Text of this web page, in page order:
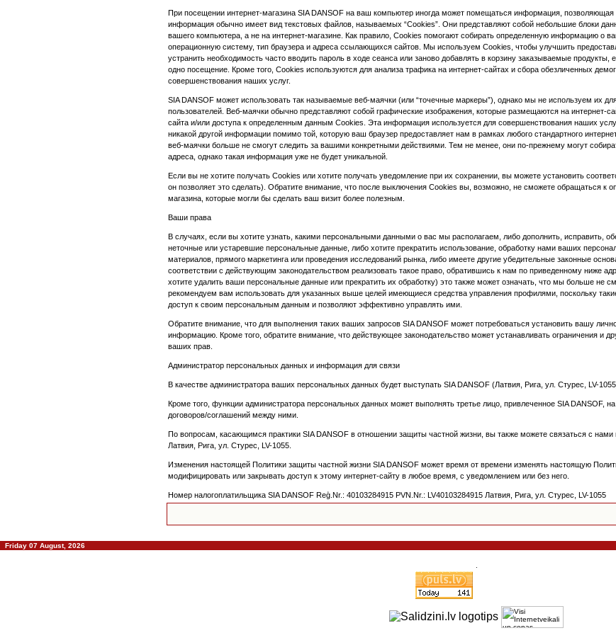
При посещении интернет-магазина SIA DANSOF на ваш компьютер иногда может помещаться информация,
информация обычно имеет вид текстовых файлов, называемых “Cookies”. Они представляют собой небольшие блоки
вашего компьютера, а не на интернет-магазине. Как правило, Cookies помогают собирать определенную информацию о
операционную систему, тип браузера и адреса ссылающихся сайтов. Мы используем Cookies, чтобы улучшить
устранить необходимость часто вводить пароль в ходе сеанса или заново добавлять в корзину заказываемые продукты,
одно посещение. Кроме того, Cookies используются для анализа трафика на интернет-сайтах и сбора обезличенных
совершенствования наших услуг.
SIA DANSOF может использовать так называемые веб-маячки (или “точечные маркеры”), однако мы не используем их
пользователей. Веб-маячки обычно представляют собой графические изображения, которые размещаются на интернет-
сайта и/или доступа к определенным данным Cookies. Эта информация используется для совершенствования наших
никакой другой информации помимо той, которую ваш браузер предоставляет нам в рамках любого стандартного
веб-маячки больше не смогут следить за вашими конкретными действиями. Тем не менее, они по-прежнему могут
адреса, однако такая информация уже не будет уникальной.
Если вы не хотите получать Cookies или хотите получать уведомление при их сохранении, вы можете установить
он позволяет это сделать). Обратите внимание, что после выключения Cookies вы, возможно, не сможете обращаться к
магазина, которые могли бы сделать ваш визит более полезным.
Ваши права
В случаях, если вы хотите узнать, какими персональными данными о вас мы располагаем, либо дополнить, исправить,
неточные или устаревшие персональные данные, либо хотите прекратить использование, обработку нами ваших
материалов, прямого маркетинга или проведения исследований рынка, либо имеете другие убедительные законные
соответствии с действующим законодательством реализовать такое право, обратившись к нам по приведенному ниже
хотите удалить ваши персональные данные или прекратить их обработку) это также может означать, что мы больше не
рекомендуем вам использовать для указанных выше целей имеющиеся средства управления профилями, поскольку
доступ к своим персональным данным и позволяют эффективно управлять ими.
Обратите внимание, что для выполнения таких ваших запросов SIA DANSOF может потребоваться установить вашу
информацию. Кроме того, обратите внимание, что действующее законодательство может устанавливать ограничения и
ваших прав.
Администратор персональных данных и информация для связи
В качестве администратора ваших персональных данных будет выступать SIA DANSOF (Латвия, Рига, ул. Стурес, LV-
Кроме того, функции администратора персональных данных может выполнять третье лицо, привлеченное SIA DANSOF,
договоров/соглашений между ними.
По вопросам, касающимся практики SIA DANSOF в отношении защиты частной жизни, вы также можете связаться с нами
Латвия, Рига, ул. Стурес, LV-1055.
Изменения настоящей Политики защиты частной жизни SIA DANSOF может время от времени изменять настоящую
модифицировать или закрывать доступ к этому интернет-сайту в любое время, с уведомлением или без него.
Номер налогоплатильщика SIA DANSOF Reģ.Nr.: 40103284915 PVN.Nr.: LV40103284915 Латвия, Рига, ул. Стурес, LV-1055
Friday 07 August, 2026